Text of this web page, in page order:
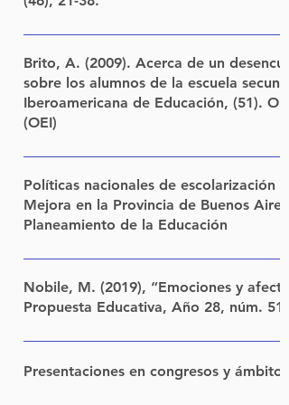
LINK
Brito, A. (2009). Acerca de un
sobre los alumnos de la escuela
Iberoamericana de Educación, (51).
(OEI)
LINK
Políticas nacionales de escolarización
Mejora en la Provincia de Buenos
Planeamiento de la Educación
Dirección: Daniel Pinkasz Propósito
nacionales de Educación Secundaria
comprensión del comportamiento de
del cuál la implementación o
Nobile, M. (2019), “Emociones y
Propuesta Educativa, Año 28, núm.
LINK
Presentaciones en congresos y